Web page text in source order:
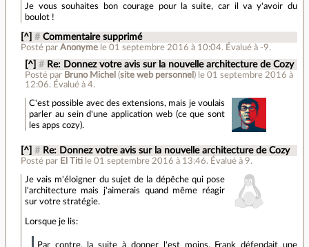
Je vous souhaites bon courage pour la suite, car il va y'avoir du
boulot !
[^] # Commentaire supprimé
Posté par Anonyme le 01 septembre 2016 à 10:04. Évalué à -9.
[^] # Re: Donnez votre avis sur la nouvelle architecture de Cozy
Posté par Bruno Michel (site web personnel ) le 01 septembre 2016 à
12:06. Évalué à4.
C'est possible avec des extensions, mais je voulais
parler au sein d'une application web (ce que sont
les apps cozy).
[^] # Re: Donnez votre avis sur la nouvelle architecture de Cozy
Posté par El Titi le 01 septembre 2016 à 13:46. Évalué à 9.
Je vais m'éloigner du sujet de la dépêche qui pose
l'architecture mais j'aimerais quand même réagir
sur votre stratégie.
Lorsque je lis:
Par contre, la suite à donner l'est moins. Frank défendait une